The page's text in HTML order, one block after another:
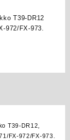
T39-DR12
972/FX-973.
T39-DR12,
FX-972/FX-973.